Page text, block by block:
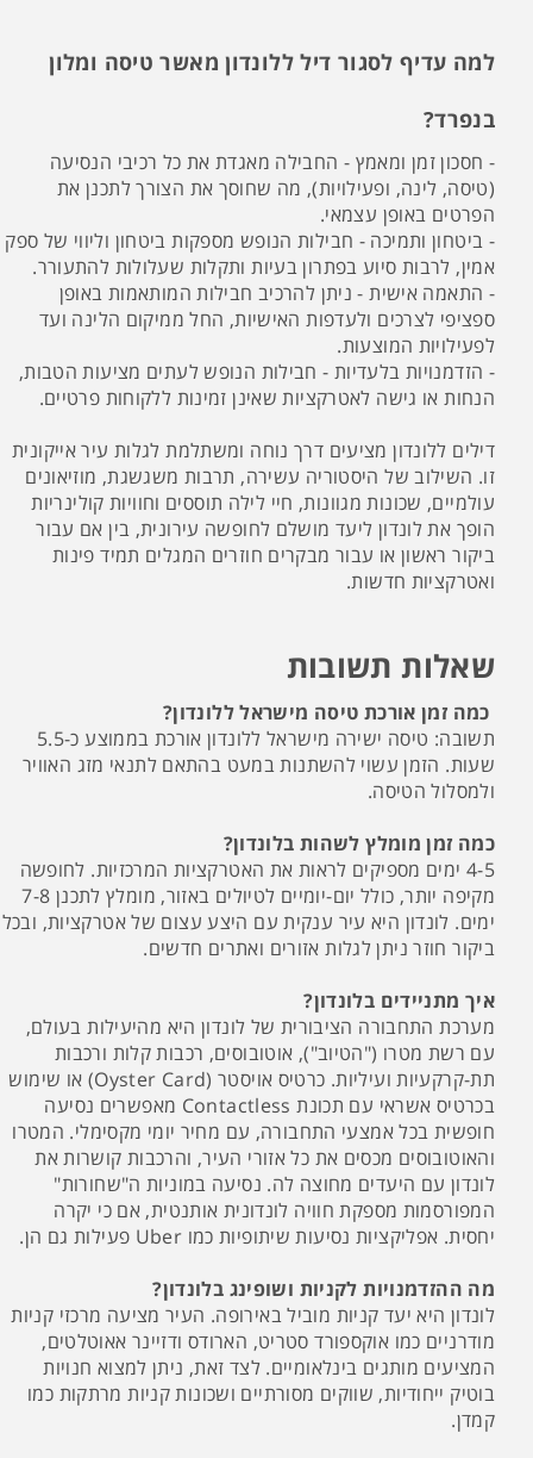
למה עדיף לסגור דיל ללונדון מאשר טיסה ומלון
בנפרד?
- חסכון זמן ומאמץ - החבילה מאגדת את כל רכיבי הנסיעה
(טיסה, לינה, ופעילויות), מה שחוסך את הצורך לתכנן את
הפרטים באופן עצמאי.
- ביטחון ותמיכה - חבילות הנופש מספקות ביטחון וליווי של ספק
אמין, לרבות סיוע בפתרון בעיות ותקלות שעלולות להתעורר.
- התאמה אישית - ניתן להרכיב חבילות המותאמות באופן
ספציפי לצרכים ולעדפות האישיות, החל ממיקום הלינה ועד
לפעילויות המוצעות.
- הזדמנויות בלעדיות - חבילות הנופש לעתים מציעות הטבות,
הנחות או גישה לאטרקציות שאינן זמינות ללקוחות פרטיים.
דילים ללונדון מציעים דרך נוחה ומשתלמת לגלות עיר אייקונית
זו. השילוב של היסטוריה עשירה, תרבות משגשגת, מוזיאונים
עולמיים, שכונות מגוונות, חיי לילה תוססים וחוויות קולינריות
הופך את לונדון ליעד מושלם לחופשה עירונית, בין אם עבור
ביקור ראשון או עבור מבקרים חוזרים המגלים תמיד פינות
ואטרקציות חדשות.
שאלות תשובות
כמה זמן אורכת טיסה מישראל ללונדון?
תשובה: טיסה ישירה מישראל ללונדון אורכת בממוצע כ-5.5
שעות. הזמן עשוי להשתנות במעט בהתאם לתנאי מזג האוויר
ולמסלול הטיסה.
כמה זמן מומלץ לשהות בלונדון?
4-5 ימים מספיקים לראות את האטרקציות המרכזיות. לחופשה
מקיפה יותר, כולל יום-יומיים לטיולים באזור, מומלץ לתכנן 7-8
ימים. לונדון היא עיר ענקית עם היצע עצום של אטרקציות, ובכל
ביקור חוזר ניתן לגלות אזורים ואתרים חדשים.
איך מתניידים בלונדון?
מערכת התחבורה הציבורית של לונדון היא מהיעילות בעולם,
עם רשת מטרו ("הטיוב"), אוטובוסים, רכבות קלות ורכבות
תת-קרקעיות ועיליות. כרטיס אויסטר (Oyster Card) או שימוש
בכרטיס אשראי עם תכונת Contactless מאפשרים נסיעה
חופשית בכל אמצעי התחבורה, עם מחיר יומי מקסימלי. המטרו
והאוטובוסים מכסים את כל אזורי העיר, והרכבות קושרות את
לונדון עם היעדים מחוצה לה. נסיעה במוניות ה"שחורות"
המפורסמות מספקת חוויה לונדונית אותנטית, אם כי יקרה
יחסית. אפליקציות נסיעות שיתופיות כמו Uber פעילות גם הן.
מה ההזדמנויות לקניות ושופינג בלונדון?
לונדון היא יעד קניות מוביל באירופה. העיר מציעה מרכזי קניות
מודרניים כמו אוקספורד סטריט, הארודס ודזיינר אאוטלטים,
המציעים מותגים בינלאומיים. לצד זאת, ניתן למצוא חנויות
בוטיק ייחודיות, שווקים מסורתיים ושכונות קניות מרתקות כמו
קמדן.